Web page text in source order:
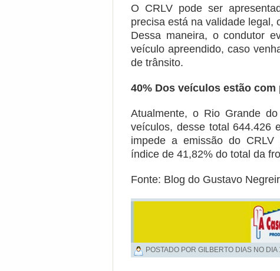
O CRLV pode ser
precisa está na validade legal,
Dessa maneira, o condutor
veículo apreendido, caso
de trânsito.
40% Dos veículos estão com
Atualmente, o Rio Grande
veículos, desse total 644.426
impede a emissão do CRLV
índice de 41,82% do total da
Fonte: Blog do Gustavo
POSTADO POR GILBERTO DIAS NO DIA